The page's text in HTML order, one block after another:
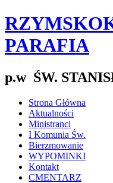
PARAFIA
p.w ŚW.
Strona Główna
Aktualności
Ministranci
I Komunia Św.
Bierzmowanie
WYPOMINKI
Kontakt
CMENTARZ